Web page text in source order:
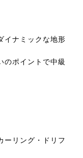
イナミックな地形
のポイントで中級
ーリング・ドリフ